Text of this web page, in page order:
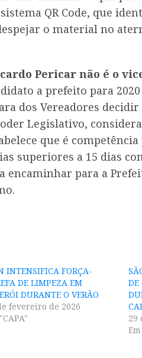
QR Code, que
o material no
Pericar não é o
a prefeito para 2020
dos Vereadores
Legislativo,
que é competência
superiores a 15 dias
encaminhar para a
INTENSIFICA FORÇA-
DE LIMPEZA EM
DURANTE O VERÃO
fevereiro de 2026
DE
29